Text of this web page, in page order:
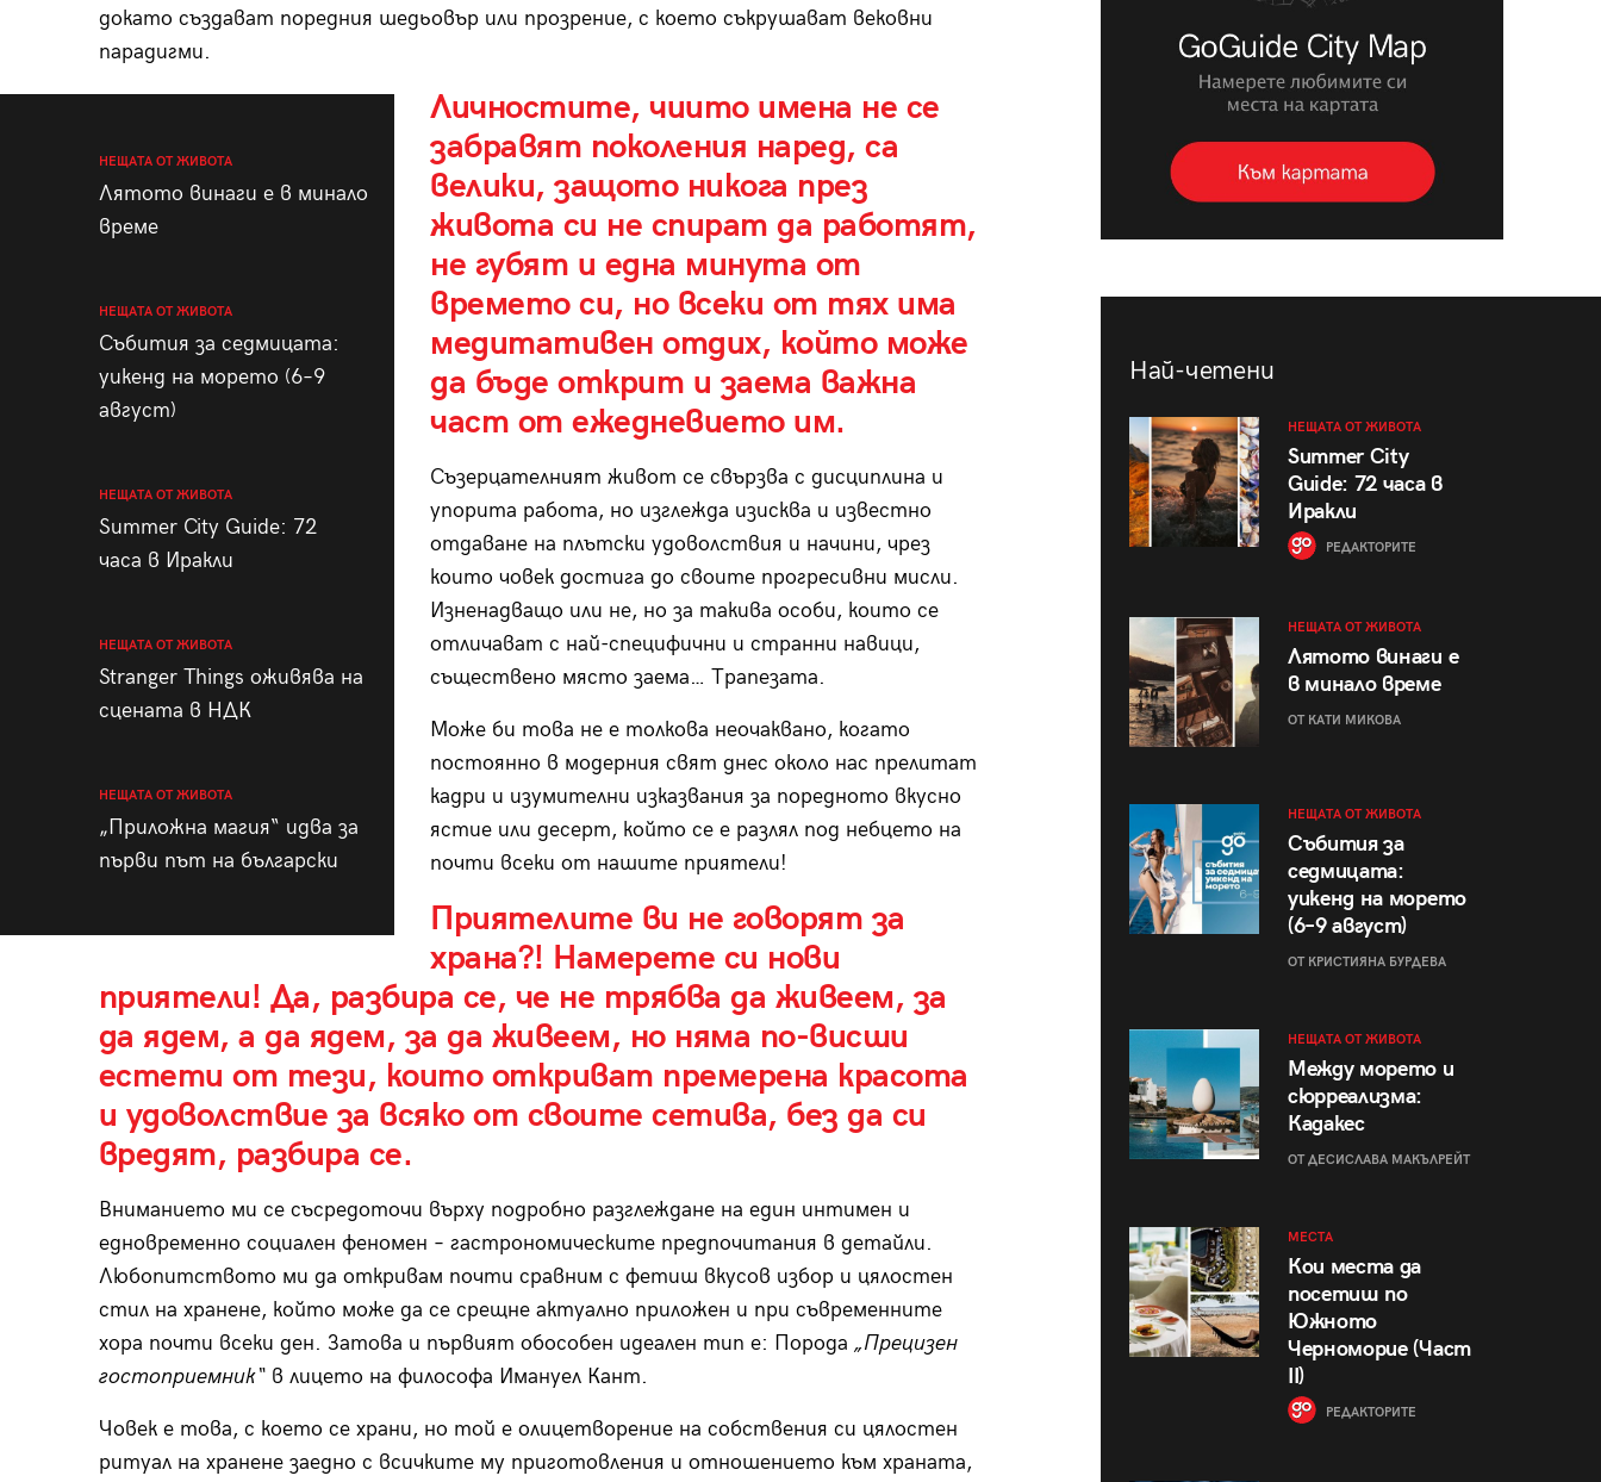
докато създават поредния шедьовър или прозрение, с което съкрушават вековни
парадигми.
НЕЩАТА ОТ ЖИВОТА
Лятото винаги е в минало
време
НЕЩАТА ОТ ЖИВОТА
Събития за седмицата:
уикенд на морето (6–9
август)
НЕЩАТА ОТ ЖИВОТА
Summer City Guide: 72
часа в Иракли
НЕЩАТА ОТ ЖИВОТА
Stranger Things оживява на
сцената в НДК
НЕЩАТА ОТ ЖИВОТА
„Приложна магия“ идва за
първи път на български
Личностите, чиито имена не се
забравят поколения наред, са
велики, защото никога през
живота си не спират да работят,
не губят и една минута от
времето си, но всеки от тях има
медитативен отдих, който може
да бъде открит и заема важна
част от ежедневието им.
Съзерцателният живот се свързва с дисциплина и
упорита работа, но изглежда изисква и известно
отдаване на плътски удоволствия и начини, чрез
които човек достига до своите прогресивни мисли.
Изненадващо или не, но за такива особи, които се
отличават с най-специфични и странни навици,
съществено място заема… Трапезата.
Може би това не е толкова неочаквано, когато
постоянно в модерния свят днес около нас прелитат
кадри и изумителни изказвания за поредното вкусно
ястие или десерт, който се е разлял под небцето на
почти всеки от нашите приятели!
Приятелите ви не говорят за
храна?! Намерете си нови
приятели! Да, разбира се, че не трябва да живеем, за
да ядем, а да ядем, за да живеем, но няма по-висши
естети от тези, които откриват премерена красота
и удоволствие за всяко от своите сетива, без да си
вредят, разбира се.
Вниманието ми се съсредоточи върху подробно разглеждане на един интимен и
едновременно социален феномен – гастрономическите предпочитания в детайли.
Любопитството ми да откривам почти сравним с фетиш вкусов избор и цялостен
стил на хранене, който може да се срещне актуално приложен и при съвременните
хора почти всеки ден. Затова и първият обособен идеален тип е: Порода „Прецизен
гостоприемник“в лицето на философа Имануел Кант.
Човек е това, с което се храни, но той е олицетворение на собствения си цялостен
ритуал на хранене заедно с всичките му приготовления и отношението към храната,
Най-четени
НЕЩАТА ОТ ЖИВОТА
Summer City
Guide: 72 часа в
Иракли
РЕДАКТОРИТЕ
НЕЩАТА ОТ ЖИВОТА
Лятото винаги е
в минало време
ОТ КАТИ МИКОВА
НЕЩАТА ОТ ЖИВОТА
Събития за
седмицата:
уикенд на морето
(6–9 август)
ОТ КРИСТИЯНА БУРДЕВА
НЕЩАТА ОТ ЖИВОТА
Между морето и
сюрреализма:
Кадакес
ОТ ДЕСИСЛАВА МАКЪЛРЕЙТ
МЕСТА
Кои места да
посетиш по
Южното
Черноморие (Част
II)
РЕДАКТОРИТЕ